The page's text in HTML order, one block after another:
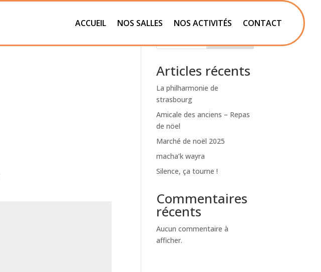
ACCUEIL NOS SALLES NOS ACTIVITÉS CONTACT
Articles récents
La philharmonie de
strasbourg
Amicale des anciens – Repas
de nöel
Marché de noël 2025
macha’k wayra
Silence, ça tourne !
Commentaires
récents
Aucun commentaire à
afficher.